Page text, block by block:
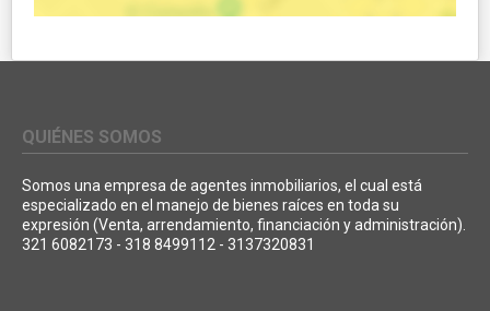
QUIÉNES SOMOS
Somos una empresa de agentes inmobiliarios, el cual está
especializado en el manejo de bienes raíces en toda su
expresión (Venta, arrendamiento, financiación y administración).
321 6082173 - 318 8499112 - 3137320831